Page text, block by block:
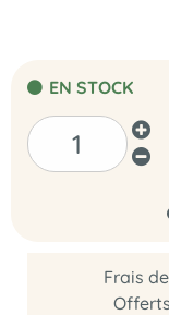
EN STOCK
Frais